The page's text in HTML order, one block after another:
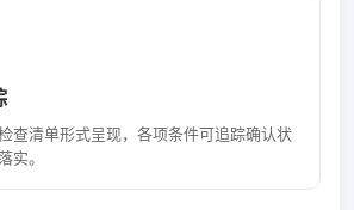
查清单形式呈现，各项条件可追踪确认状
实。